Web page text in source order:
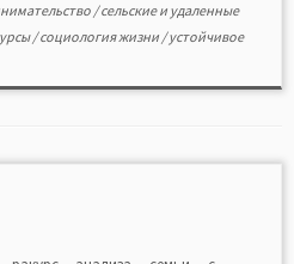
/сельские и удаленные
/социология жизни /устойчивое